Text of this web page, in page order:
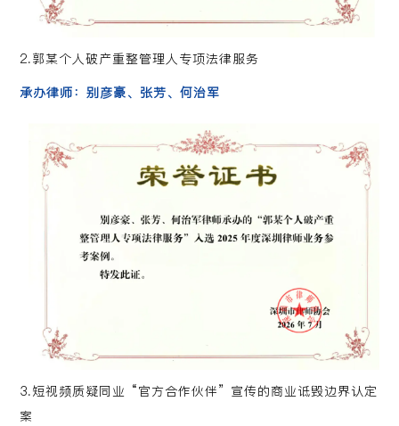
2.郭某个人破产重整管理人专项法律服务
承办律师：别彦豪、张芳、何治军
3.短视频质疑同业 “官方合作伙伴” 宣传的商业诋毁边界认定
案